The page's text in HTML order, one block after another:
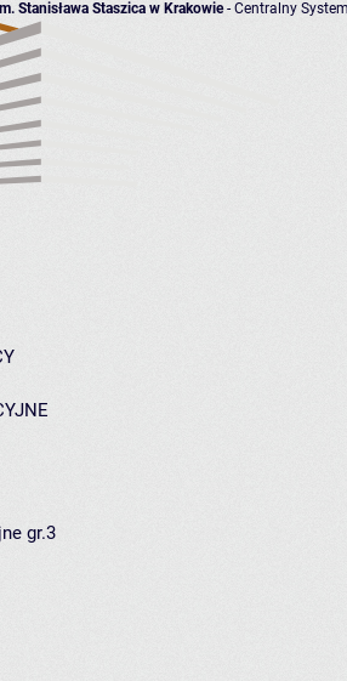
Stanisława Staszica w Krakowie- Centralny
gr.3